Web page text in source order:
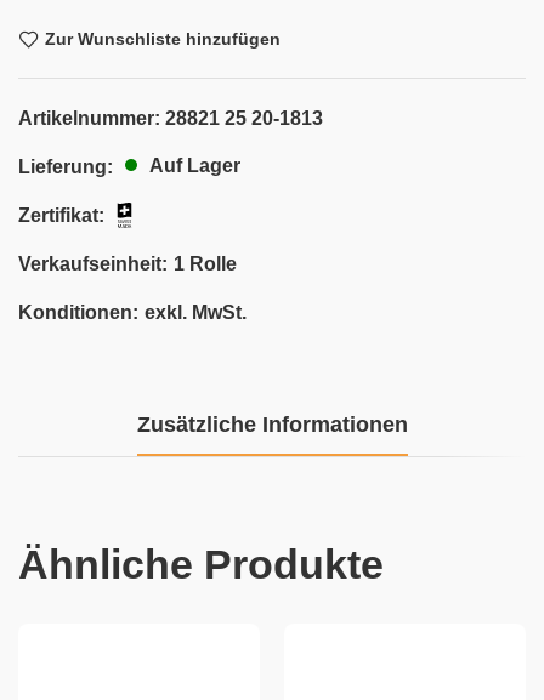
Zur Wunschliste hinzufügen
Artikelnummer: 28821 25 20-1813
Lieferung: Auf Lager
Zertifikat:
Verkaufseinheit: 1 Rolle
Konditionen: exkl. MwSt.
Zusätzliche Informationen
Ähnliche Produkte